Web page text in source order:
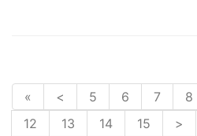
« < 5 6 7 8
12
13 14 15 >